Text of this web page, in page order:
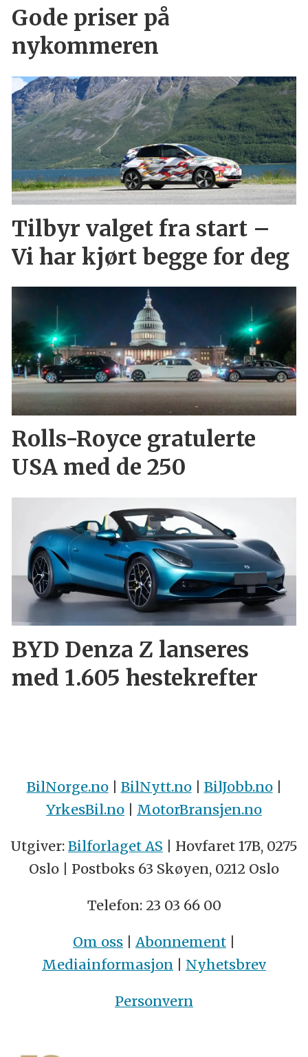
Gode priser på
nykommeren
Tilbyr valget fra start –
Vi har kjørt begge for deg
Rolls-Royce gratulerte
USA med de 250
BYD Denza Z lanseres
med 1.605 hestekrefter
BilNorge.no| BilNytt.no| BilJobb.no|
YrkesBil.no | MotorBransjen.no
Utgiver: Bilforlaget AS | Hovfaret 17B, 0275
Oslo | Postboks 63 Skøyen, 0212 Oslo
Telefon: 23 03 66 00
Om oss | Abonnement |
Mediainformasjon | Nyhetsbrev
Personvern